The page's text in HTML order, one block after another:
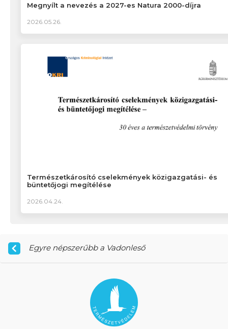
Megnyílt a nevezés a 2027-es Natura 2000-díjra
2026.05.26.
Természetkárosító cselekmények közigazgatási- és
büntetőjogi megítélése
2026.04.24.
Egyre népszerűbb a Vadonleső